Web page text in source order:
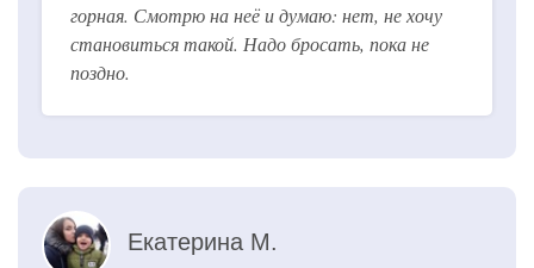
горная. Смотрю на неё и думаю: нет, не хочу
становиться такой. Надо бросать, пока не
поздно.
Екатерина М.